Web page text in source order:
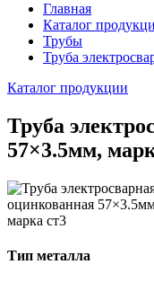
Главная
Каталог
Трубы
Труба
Каталог продукции
Труба
57×3.5мм,
Тип металла